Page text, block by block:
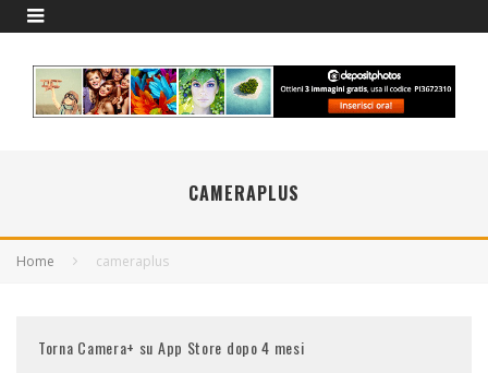
CAMERAPLUS
Home cameraplus
Torna Camera+ su App Store dopo 4 mesi